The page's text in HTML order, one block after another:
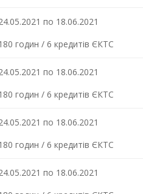
по 18.06.2021
годин / 6 кредитів ЄКТС
по 18.06.2021
годин / 6 кредитів ЄКТС
по 18.06.2021
годин / 6 кредитів ЄКТС
по 18.06.2021